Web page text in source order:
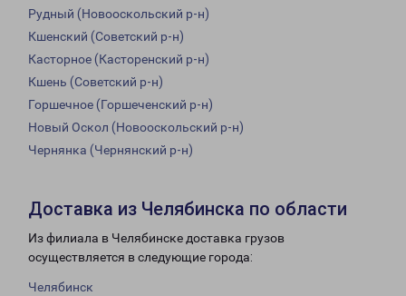
Рудный (Новооскольский р-н)
Кшенский (Советский р-н)
Касторное (Касторенский р-н)
Кшень (Советский р-н)
Горшечное (Горшеченский р-н)
Новый Оскол (Новооскольский р-н)
Чернянка (Чернянский р-н)
Доставка из Челябинска по области
Из филиала в Челябинске доставка грузов
осуществляется в следующие города:
Челябинск